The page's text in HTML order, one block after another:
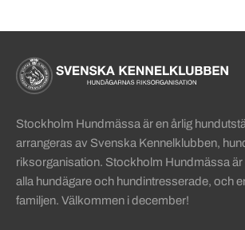
Sidinformation och
Köpa hund startsida
Stockholm Hundmässa är en årlig
arrangeras av Svenska Kennelklubben,
riksorganisation. Stockholm Hundmässa är
alla hundägare och hundintresserade, och
familjen. Välkommen i december!